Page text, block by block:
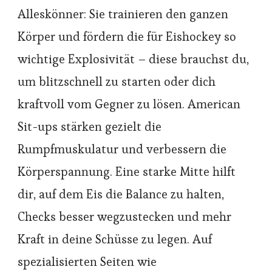
Alleskönner: Sie trainieren den ganzen
Körper und fördern die für Eishockey so
wichtige Explosivität – diese brauchst du,
um blitzschnell zu starten oder dich
kraftvoll vom Gegner zu lösen. American
Sit-ups stärken gezielt die
Rumpfmuskulatur und verbessern die
Körperspannung. Eine starke Mitte hilft
dir, auf dem Eis die Balance zu halten,
Checks besser wegzustecken und mehr
Kraft in deine Schüsse zu legen. Auf
spezialisierten Seiten wie